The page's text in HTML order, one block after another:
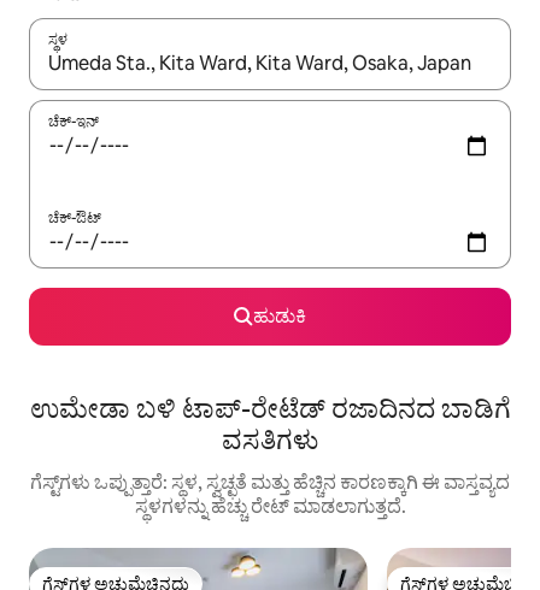
ಸ್ಥಳ
ಫಲಿತಾಂಶಗಳು ಲಭ್ಯವಿರುವಾಗ, ಅಪ್ ಮತ್ತು ಡೌನ್ ಬಾಣದ ಕೀಲಿಗಳೊಂದಿಗೆ
ಚೆಕ್-ಇನ್
ಚೆಕ್-ಔಟ್
ಹುಡುಕಿ
ಉಮೇಡಾ ಬಳಿ ಟಾಪ್-ರೇಟೆಡ್ ರಜಾದಿನದ ಬಾಡಿಗೆ
ವಸತಿಗಳು
ಗೆಸ್ಟ್‌ಗಳು ಒಪ್ಪುತ್ತಾರೆ: ಸ್ಥಳ, ಸ್ವಚ್ಛತೆ ಮತ್ತು ಹೆಚ್ಚಿನ ಕಾರಣಕ್ಕಾಗಿ ಈ ವಾಸ್ತವ್ಯದ
ಸ್ಥಳಗಳನ್ನು ಹೆಚ್ಚು ರೇಟ್ ಮಾಡಲಾಗುತ್ತದೆ.
ಗೆಸ್ಟ್‌ಗಳ ಅಚ್ಚುಮೆಚ್ಚಿನದು ಗೆಸ್ಟ್‌ಗಳ